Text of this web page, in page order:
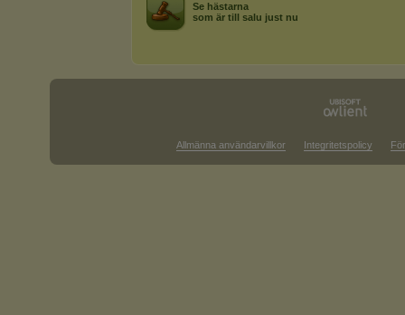
Se hästarna
som är till salu just nu
Allmänna användarvillkor Integritetspolicy